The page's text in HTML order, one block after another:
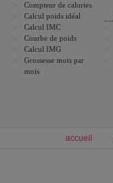
Compteur de calories
Calcul poids idéal
Calcul IMC
Courbe de poids
Calcul IMG
Grossesse mois par
mois
accueil